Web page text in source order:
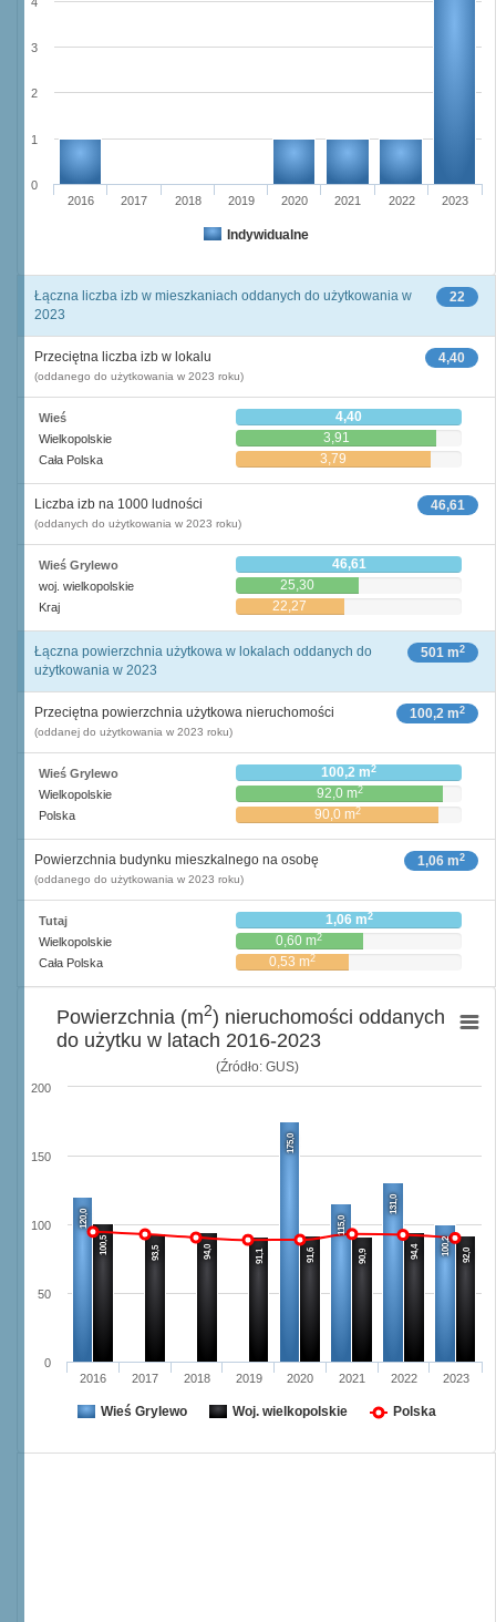
Indywidualne
2016 2017 2018 2019 2020 2021 2022 2023
0
1
2
3
22
Łączna liczba izb w mieszkaniach oddanych do użytkowania w
2023
4,40
Przeciętna liczba izb w lokalu
(oddanego do użytkowania w 2023 roku)
Wieś 4,40
Wielkopolskie 3,91
Cała Polska 3,79
46,61
Liczba izb na 1000 ludności
(oddanych do użytkowania w 2023 roku)
Wieś Grylewo 46,61
woj. wielkopolskie 25,30
Kraj 22,27
501 m2
Łączna powierzchnia użytkowa w lokalach oddanych do
użytkowania w 2023
100,2 m2
Przeciętna powierzchnia użytkowa nieruchomości
(oddanej do użytkowania w 2023 roku)
Wieś Grylewo 100,2 m2
Wielkopolskie 92,0 m2
Polska 90,0 m2
1,06 m2
Powierzchnia budynku mieszkalnego na osobę
(oddanego do użytkowania w 2023 roku)
Tutaj 1,06 m2
Wielkopolskie 0,60 m2
Cała Polska 0,53 m2
(Źródło: GUS)
120,0
175,0
115,0
131,0
100,2
100,5 93,5 94,0 91,1 91,6 90,9 94,4 92,0
2016 2017 2018 2019 2020 2021 2022 2023
0
50
100
150
200
Powierzchnia (m2) nieruchomości oddanych
do użytku w latach 2016-2023
Wieś Grylewo Woj. wielkopolskie Polska